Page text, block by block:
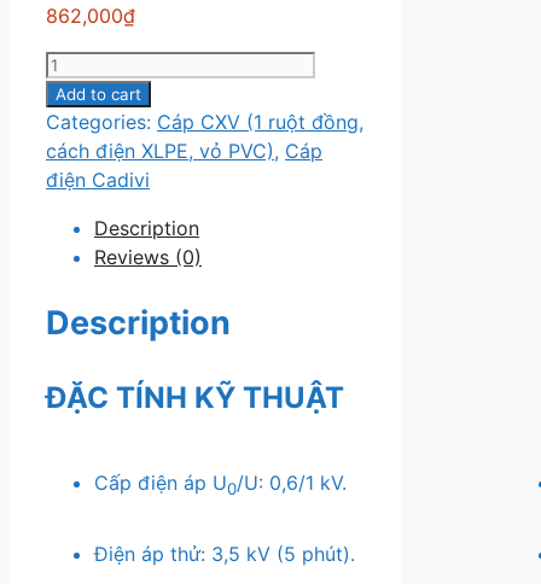
862,000₫
Cáp
điện
Cadivi
CXV-
300mm2,
quantity
Add to cart
Categories: Cáp CXV (1 ruột đồng,
cách điện XLPE, vỏ PVC), Cáp
điện Cadivi
Description
Reviews (0)
Description
ĐẶC TÍNH KỸ THUẬT
Cấp điện áp U0/U: 0,6/1 kV.
Điện áp thử: 3,5 kV (5 phút).